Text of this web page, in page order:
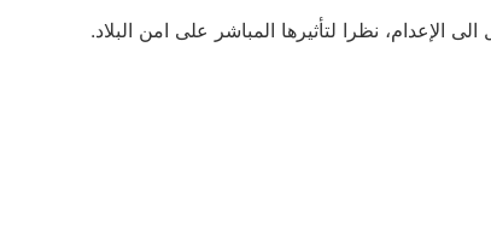
نظرا لتأثيرها المباشر على امن البلاد.